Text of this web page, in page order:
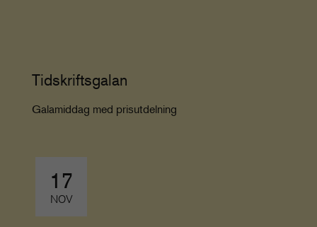
Tidskriftsgalan
Galamiddag med prisutdelning
17
NOV